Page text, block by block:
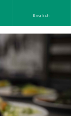
English